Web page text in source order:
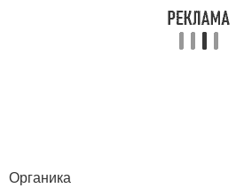
Органика